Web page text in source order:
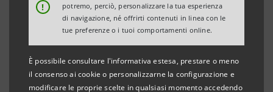
!
potremo, perciò, personalizzare la tua esperienza
di navigazione, né offrirti contenuti in linea con le
tue preferenze o i tuoi comportamenti online.
È possibile consultare l'informativa estesa, prestare o meno
il consenso ai cookie o personalizzarne la configurazione e
modificare le proprie scelte in qualsiasi momento accedendo
Quante volte ci siamo sentiti dire “metti via quel gioco
videogame…”? Eppure, le recenti teorie della “game
science” affermano che è proprio attraverso il gioco